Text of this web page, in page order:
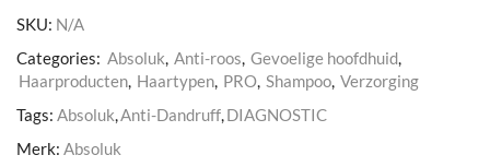
SKU: N/A
Categories: Absoluk Anti-roos Gevoelige hoofdhuid
Haarproducten Haartypen PRO Shampoo Verzorging
Tags: Absoluk Anti-Dandruff DIAGNOSTIC
Merk: Absoluk